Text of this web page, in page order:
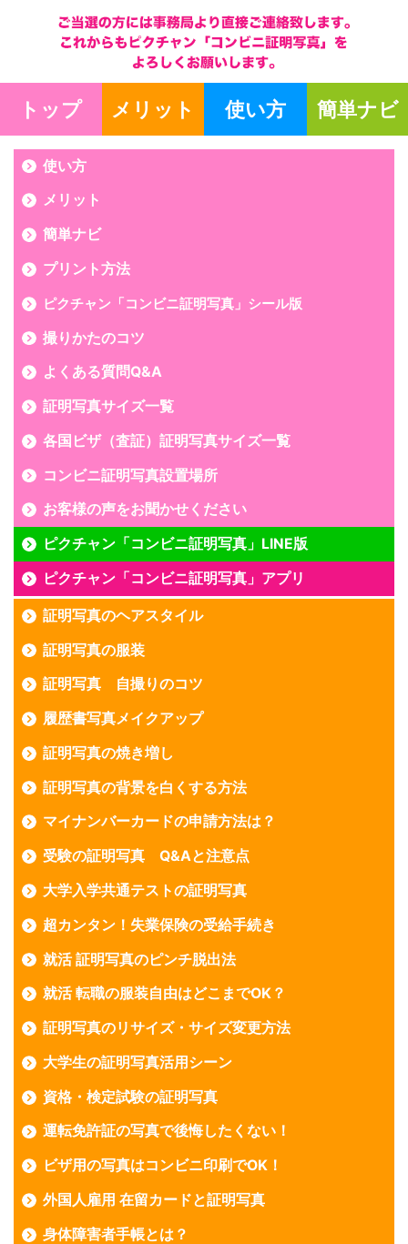
トップ メリット 使い方 簡単ナビ
使い方
メリット
簡単ナビ
プリント方法
ピクチャン「コンビニ証明写真」シール版
撮りかたのコツ
よくある質問Q&A
証明写真サイズ一覧
各国ビザ（査証）証明写真サイズ一覧
コンビニ証明写真設置場所
お客様の声をお聞かせください
ピクチャン「コンビニ証明写真」LINE版
ピクチャン「コンビニ証明写真」アプリ
証明写真のヘアスタイル
証明写真の服装
証明写真 自撮りのコツ
履歴書写真メイクアップ
証明写真の焼き増し
証明写真の背景を白くする方法
マイナンバーカードの申請方法は？
受験の証明写真 Q&Aと注意点
大学入学共通テストの証明写真
超カンタン！失業保険の受給手続き
就活 証明写真のピンチ脱出法
就活 転職の服装自由はどこまでOK？
証明写真のリサイズ・サイズ変更方法
大学生の証明写真活用シーン
資格・検定試験の証明写真
運転免許証の写真で後悔したくない！
ビザ用の写真はコンビニ印刷でOK！
外国人雇用 在留カードと証明写真
身体障害者手帳とは？